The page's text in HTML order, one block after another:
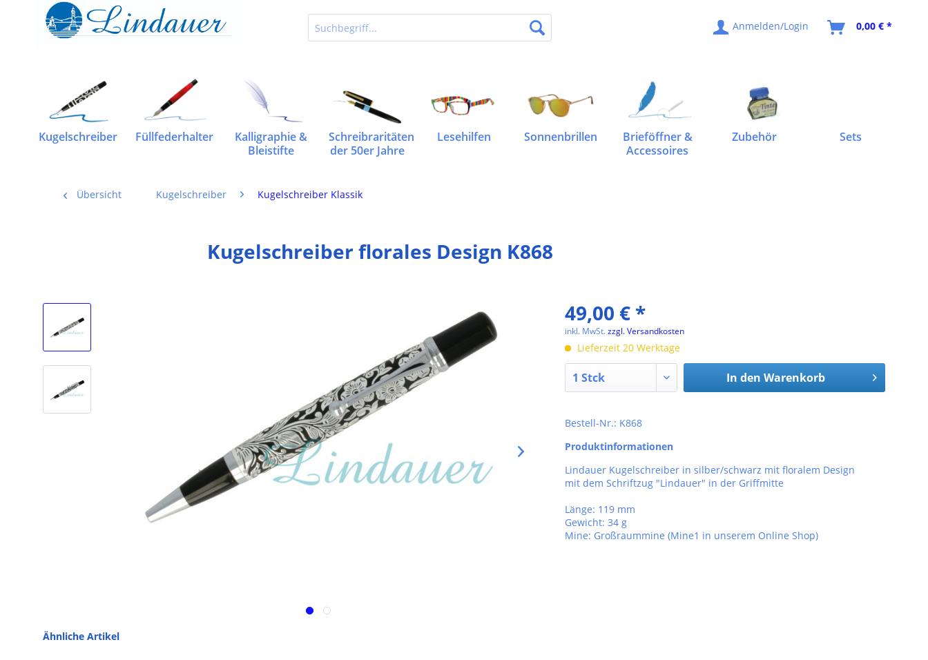
Anmelden/Login 0,00 € *
Kugelschreiber Füllfederhalter
Kalligraphie &
Bleistifte
Schreibraritäten
der 50er Jahre
Lesehilfen Sonnenbrillen
Brieföffner &
Accessoires
Zubehör Sets
Übersicht Kugelschreiber Kugelschreiber Klassik
Kugelschreiber florales Design K868
49,00 € *
inkl. MwSt.zzgl. Versandkosten
Lieferzeit 20 Werktage
In den Warenkorb
Bestell-Nr.: K868
Produktinformationen
Lindauer Kugelschreiber in silber/schwarz mit floralem Design
mit dem Schriftzug "Lindauer" in der Griffmitte
Länge: 119 mm
Gewicht: 34 g
Mine: Großraummine (Mine1 in unserem Online Shop)
Ähnliche Artikel